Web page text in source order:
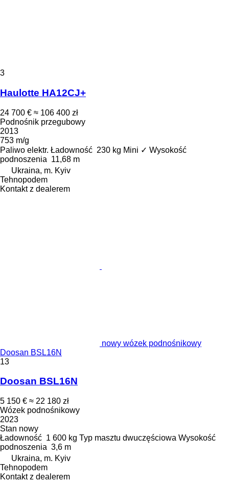
3
Haulotte HA12CJ+
24 700 € ≈ 106 400 zł
Podnośnik przegubowy
2013
753 m/g
Paliwo elektr. Ładowność 230 kg Mini ✓ Wysokość
podnoszenia 11,68 m
Ukraina, m. Kyiv
Tehnopodem
Kontakt z dealerem
nowy wózek podnośnikowy
Doosan BSL16N
13
Doosan BSL16N
5 150 € ≈ 22 180 zł
Wózek podnośnikowy
2023
Stan nowy
Ładowność 1 600 kg Typ masztu dwuczęściowa Wysokość
podnoszenia 3,6 m
Ukraina, m. Kyiv
Tehnopodem
Kontakt z dealerem